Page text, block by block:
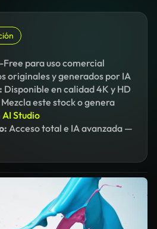
Free para uso comercial
originales y generados por IA
Disponible en calidad 4K y HD
Mezcla este stock o genera
AI Studio
Acceso total e IA avanzada —